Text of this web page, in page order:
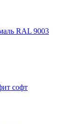
RAL 9003